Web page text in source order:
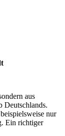
aus
Deutschlands.
nur
Ein richtiger